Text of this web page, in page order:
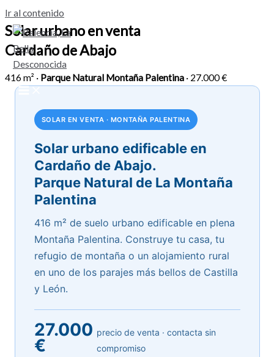
Ir al contenido
Solar urbano en venta
Cardaño de Abajo
416 m² · Parque Natural Montaña Palentina · 27.000 €
SOLAR EN VENTA · MONTAÑA PALENTINA
Solar urbano edificable en
Cardaño de Abajo.
Parque Natural de La Montaña
Palentina
416 m² de suelo urbano edificable en plena
Montaña Palentina. Construye tu casa, tu
refugio de montaña o un alojamiento rural
en uno de los parajes más bellos de Castilla
y León.
27.000
€
precio de venta · contacta sin
compromiso